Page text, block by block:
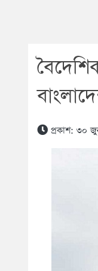
প্রকাশ: ৩০